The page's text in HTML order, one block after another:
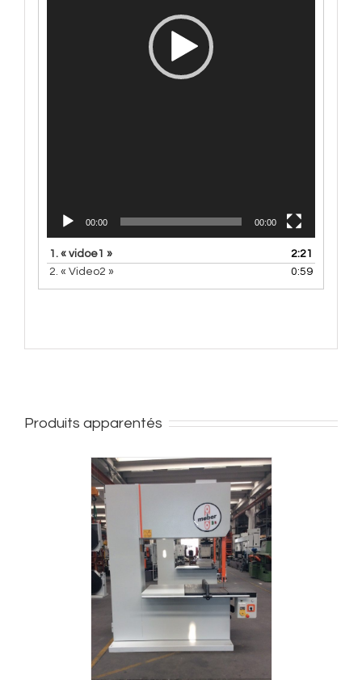
00:00 00:00
1. « vidoe1 »
2:21
2. « Video2 » 0:59
Produits apparentés